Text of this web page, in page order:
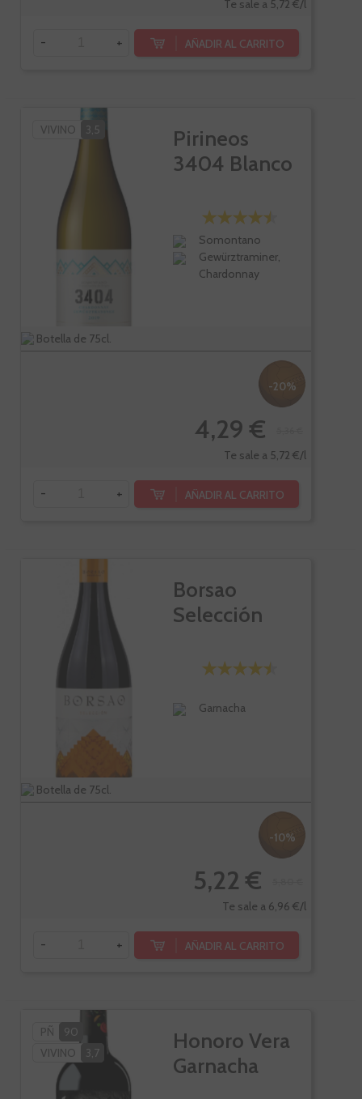
Te sale a 5,72 €/l
- + AÑADIR AL CARRITO
VIVINO 3,5
Pirineos
3404 Blanco
Somontano
Gewürztraminer,
Chardonnay
Botella de 75cl.
-20%
4,29 €
Te sale a 5,72 €/l
- + AÑADIR AL CARRITO
Borsao
Selección
Garnacha
Botella de 75cl.
-10%
5,22 €
Te sale a 6,96 €/l
- + AÑADIR AL CARRITO
PÑ
90
VIVINO
3,7
Honoro Vera
Garnacha